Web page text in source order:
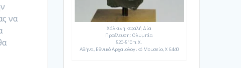
να
Χάλκινη κεφαλή Δία
Προέλευση: Ολυμπία
520-510 π.Χ.
Αθήνα, Εθνικό Αρχαιολογικό Μουσείο, Χ 6440